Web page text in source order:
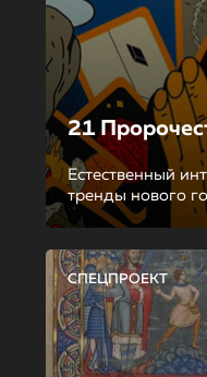
21
Естественный
тренды нового
СПЕЦПРОЕКТ